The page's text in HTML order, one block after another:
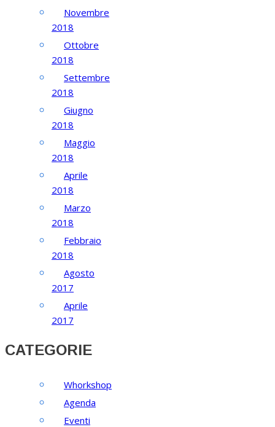
Novembre
2018
Ottobre
2018
Settembre
2018
Giugno
2018
Maggio
2018
Aprile
2018
Marzo
2018
Febbraio
2018
Agosto
2017
Aprile
2017
CATEGORIE
Whorkshop
Agenda
Eventi